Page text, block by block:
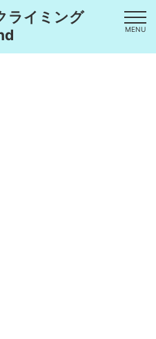
ライミング
MENU